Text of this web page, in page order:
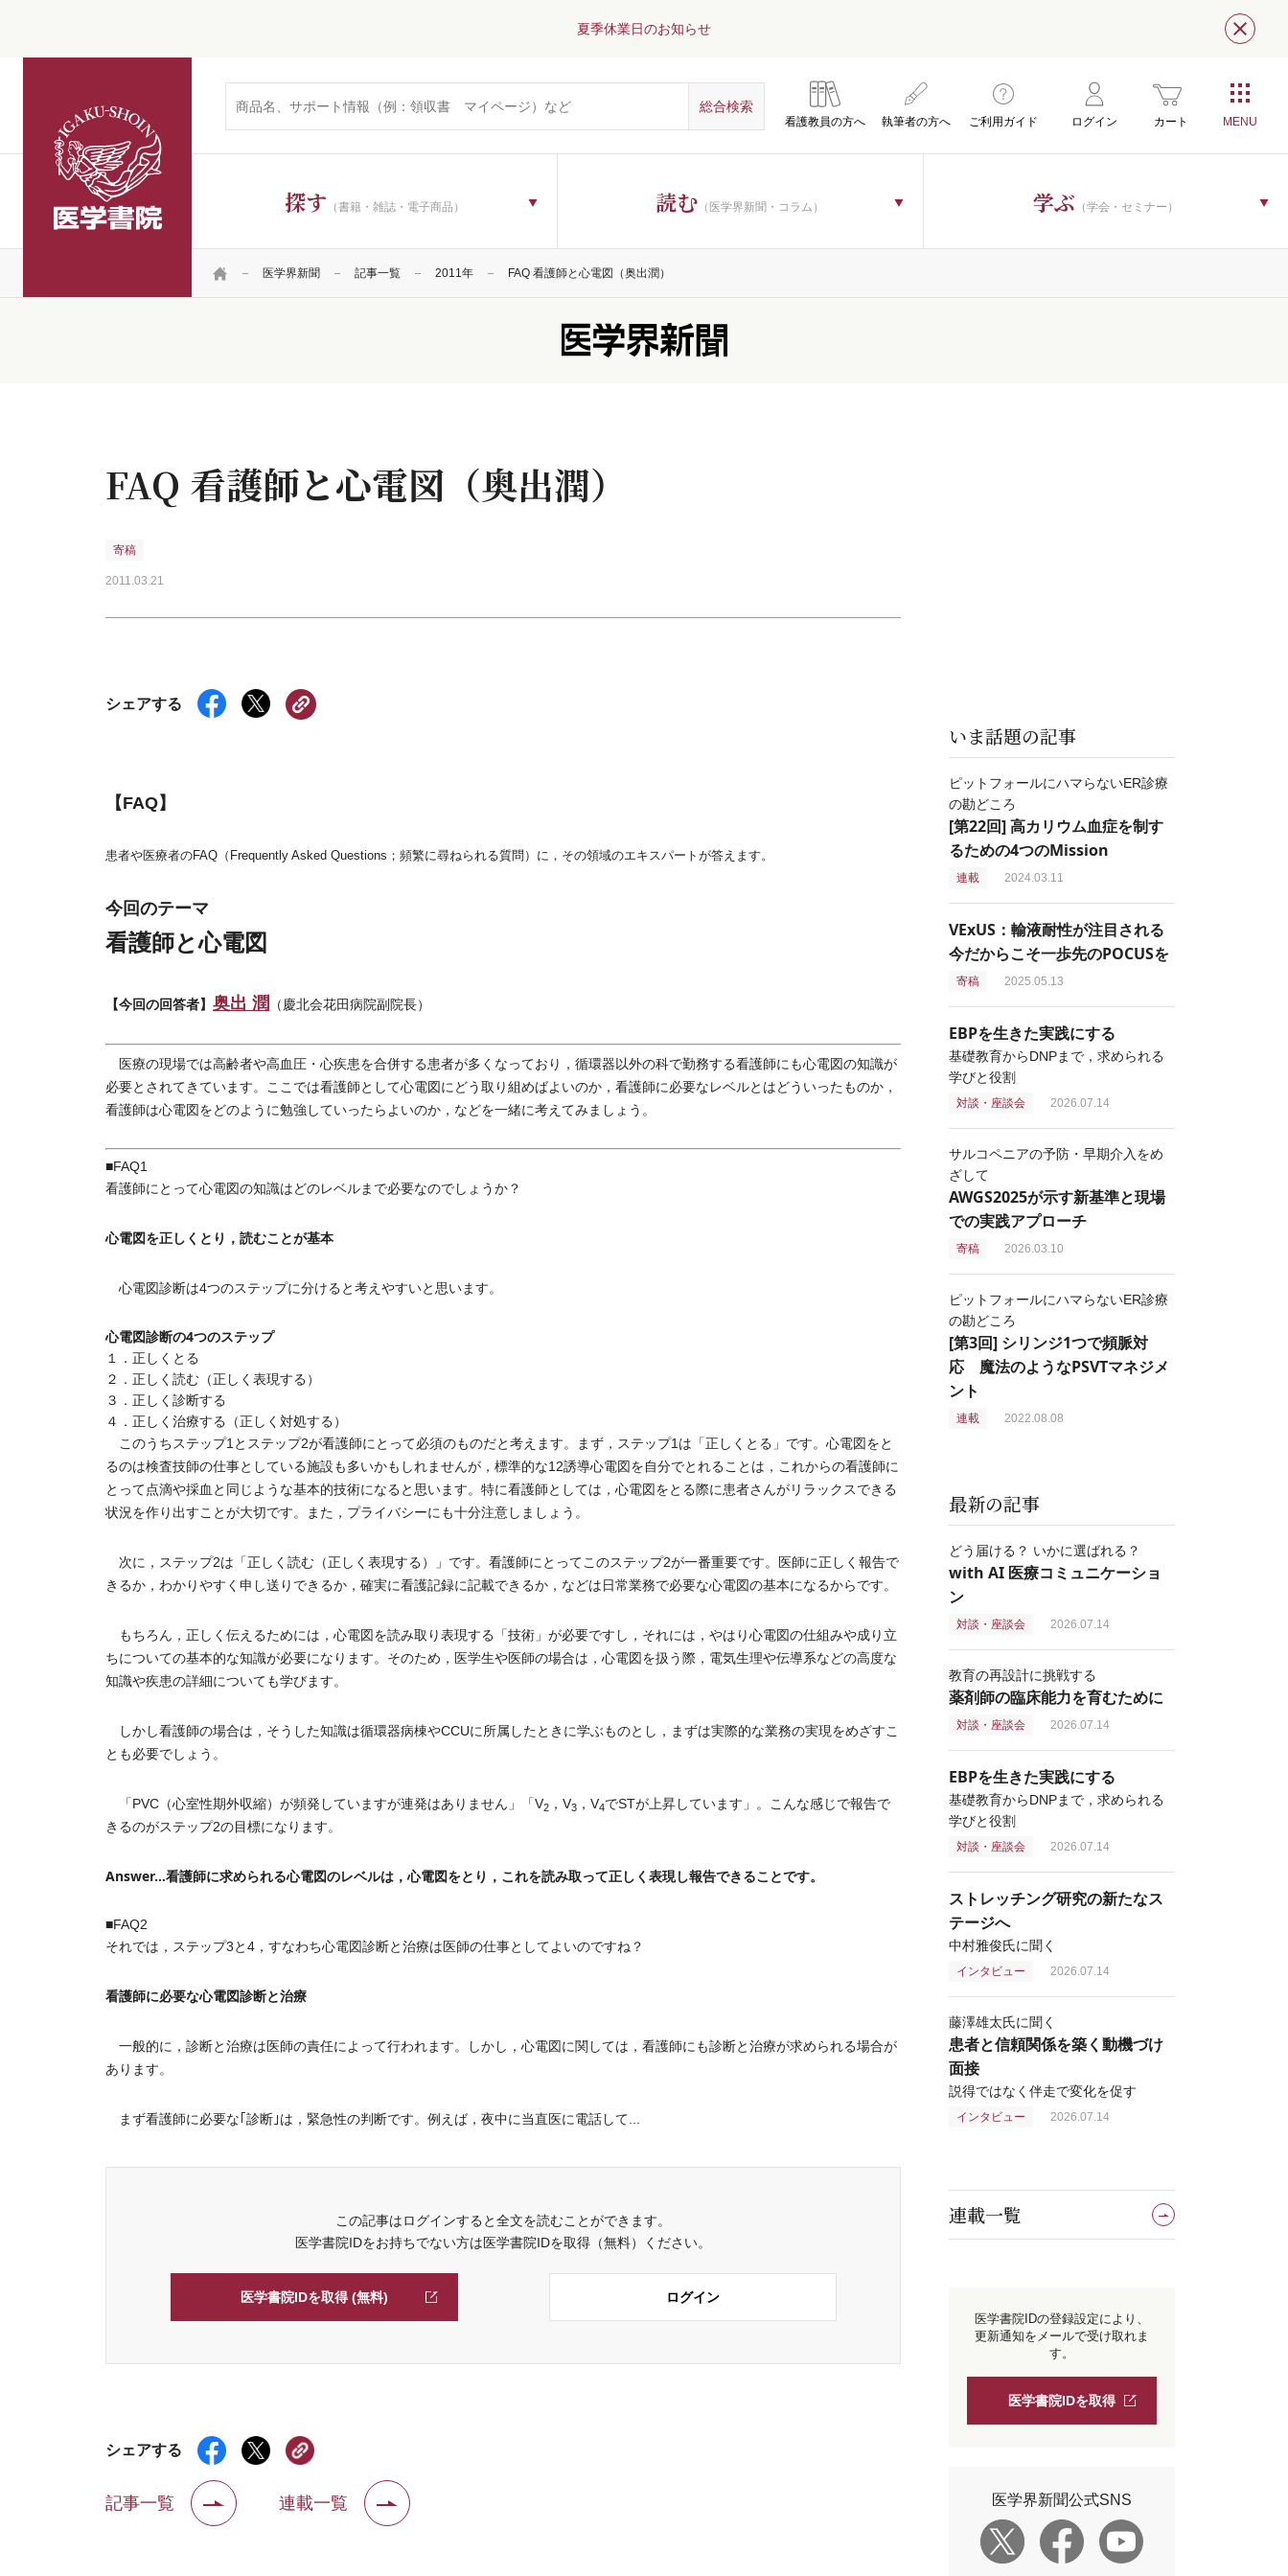
夏季休業日のお知らせ 閉じ
看護教員の方へ 執筆者の方へ ご利用ガイド ログイン カート
探す （書籍・雑誌・電子商品） 読む （医学界新聞・コラム） 学ぶ （学会・セミナー）
HOME 医学界新聞 記事一覧 2011年 FAQ 看護師と心電図（奥出潤）
FAQ 看護師と心電図（奥出潤）
寄稿
2011.03.21
シェアする
【FAQ】
患者や医療者のFAQ（Frequently Asked Questions；頻繁に尋ねられる質問）に，その領域のエキスパートが答えます。
今回のテーマ
看護師と心電図
【今回の回答者】 奥出 潤 （慶北会花田病院副院長）
医療の現場では高齢者や高血圧・心疾患を合併する患者が多くなっており，循環器以外の科で勤務する看護師にも心電図の知識が
必要とされてきています。ここでは看護師として心電図にどう取り組めばよいのか，看護師に必要なレベルとはどういったものか，
看護師は心電図をどのように勉強していったらよいのか，などを一緒に考えてみましょう。
■FAQ1
看護師にとって心電図の知識はどのレベルまで必要なのでしょうか？
心電図を正しくとり，読むことが基本
心電図診断は4つのステップに分けると考えやすいと思います。
心電図診断の4つのステップ
１．正しくとる
２．正しく読む（正しく表現する）
３．正しく診断する
４．正しく治療する（正しく対処する）
このうちステップ1とステップ2が看護師にとって必須のものだと考えます。まず，ステップ1は「正しくとる」です。心電図をと
るのは検査技師の仕事としている施設も多いかもしれませんが，標準的な12誘導心電図を自分でとれることは，これからの看護師に
とって点滴や採血と同じような基本的技術になると思います。特に看護師としては，心電図をとる際に患者さんがリラックスできる
状況を作り出すことが大切です。また，プライバシーにも十分注意しましょう。
次に，ステップ2は「正しく読む（正しく表現する）」です。看護師にとってこのステップ2が一番重要です。医師に正しく報告で
きるか，わかりやすく申し送りできるか，確実に看護記録に記載できるか，などは日常業務で必要な心電図の基本になるからです。
もちろん，正しく伝えるためには，心電図を読み取り表現する「技術」が必要ですし，それには，やはり心電図の仕組みや成り立
ちについての基本的な知識が必要になります。そのため，医学生や医師の場合は，心電図を扱う際，電気生理や伝導系などの高度な
知識や疾患の詳細についても学びます。
しかし看護師の場合は，そうした知識は循環器病棟やCCUに所属したときに学ぶものとし，まずは実際的な業務の実現をめざすこ
とも必要でしょう。
「PVC（心室性期外収縮）が頻発していますが連発はありません」「V2 ，V3 ，V4でSTが上昇しています」。こんな感じで報告で
きるのがステップ2の目標になります。
Answer…看護師に求められる心電図のレベルは，心電図をとり，これを読み取って正しく表現し報告できることです。
■FAQ2
それでは，ステップ3と4，すなわち心電図診断と治療は医師の仕事としてよいのですね？
看護師に必要な心電図診断と治療
一般的に，診断と治療は医師の責任によって行われます。しかし，心電図に関しては，看護師にも診断と治療が求められる場合が
あります。
まず看護師に必要な｢診断｣は，緊急性の判断です。例えば，夜中に当直医に電話して...
この記事はログインすると全文を読むことができます。
医学書院IDをお持ちでない方は医学書院IDを取得（無料）ください。
医学書院IDを取得 (無料) ログイン
シェアする
記事一覧 連載一覧
いま話題の記事
ピットフォールにハマらないER診療
の勘どころ
[第22回] 高カリウム血症を制す
るための4つのMission
連載 2024.03.11
VExUS：輸液耐性が注目される
今だからこそ一歩先のPOCUSを
寄稿 2025.05.13
EBPを生きた実践にする
基礎教育からDNPまで，求められる
学びと役割
対談・座談会 2026.07.14
サルコペニアの予防・早期介入をめ
ざして
AWGS2025が示す新基準と現場
での実践アプローチ
寄稿 2026.03.10
ピットフォールにハマらないER診療
の勘どころ
[第3回] シリンジ1つで頻脈対
応 魔法のようなPSVTマネジメ
ント
連載 2022.08.08
最新の記事
どう届ける？ いかに選ばれる？
with AI 医療コミュニケーショ
ン
対談・座談会 2026.07.14
教育の再設計に挑戦する
薬剤師の臨床能力を育むために
対談・座談会 2026.07.14
EBPを生きた実践にする
基礎教育からDNPまで，求められる
学びと役割
対談・座談会 2026.07.14
ストレッチング研究の新たなス
テージへ
中村雅俊氏に聞く
インタビュー 2026.07.14
藤澤雄太氏に聞く
患者と信頼関係を築く動機づけ
面接
説得ではなく伴走で変化を促す
インタビュー 2026.07.14
連載一覧
医学書院IDの登録設定により、
更新通知をメールで受け取れま
す。
医学書院IDを取得
医学界新聞公式SNS